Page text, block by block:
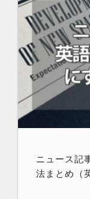
ニュース記
法まとめ（